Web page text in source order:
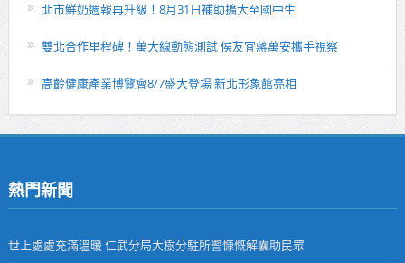
北市鮮奶週報再升級！8月31日補助擴大至國中生
雙北合作里程碑！萬大線動態測試 侯友宜蔣萬安攜手視察
高齡健康產業博覽會8/7盛大登場 新北形象館亮相
熱門新聞
世上處處充滿溫暖 仁武分局大樹分駐所警慷慨解囊助民眾